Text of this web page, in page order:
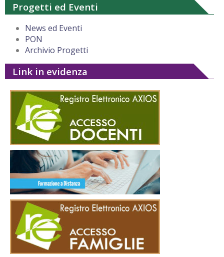
Progetti ed Eventi
News ed Eventi
PON
Archivio Progetti
Link in evidenza